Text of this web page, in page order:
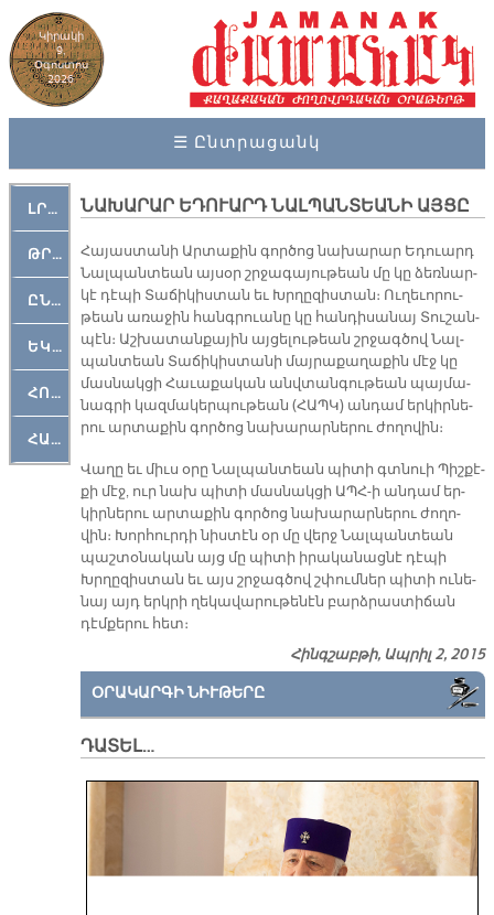
Կիրակի
9,
Օգոստոս
2026
☰ Ընտրացանկ
ԼՐԱՀՈՍ
ԹՐՔԱՀԱՅ ԿԵԱՆՔ
ԸՆԿԵՐԱՄՇԱԿՈՒԹԱՅԻՆ
ԵԿԵՂԵՑԱԿԱՆ
ՀՈԳԵՄՏԱՒՈՐ
ՀԱՐԹԱԿ
ՆԱԽԱՐԱՐ ԵԴՈՒԱՐԴ ՆԱԼՊԱՆՏԵԱՆԻ ԱՅՑԸ
Հա­յաս­տա­նի Ար­տա­քին գոր­ծոց նա­խա­րար Ե­դուարդ
Նալ­պան­տեան այ­սօր շրջա­գա­յու­թեան մը կը ձեռ­նար­
կէ դէ­պի Տա­ճի­կիս­տան եւ Խրղը­զիս­տան։ Ու­ղե­ւո­րու­
թեան ա­ռա­ջին հանգ­րուա­նը կը հան­դի­սա­նայ Տու­շան­
պէն։ Աշ­խա­տան­քա­յին այ­ցե­լու­թեան շրջագ­ծով Նալ­
պան­տեան Տա­ճի­կիս­տա­նի մայ­րա­քա­ղա­քին մէջ կը
մաս­նակ­ցի Հա­ւա­քա­կան անվ­տան­գու­թեան պայ­մա­
նագ­րի կազ­մա­կեր­պու­թեան (ՀԱՊԿ) ան­դամ եր­կիր­նե­
րու ար­տա­քին գոր­ծոց նա­խա­րար­նե­րու ժո­ղո­վին։
Վա­ղը եւ միւս օ­րը Նալ­պան­տեան պի­տի գտնուի Պիշ­քէ­
քի մէջ, ուր նախ պի­տի մաս­նակ­ցի ԱՊՀ-ի ան­դամ եր­
կիր­նե­րու ար­տա­քին գոր­ծոց նա­խա­րար­նե­րու ժո­ղո­
վին։ Խոր­հուր­դի նիս­տէն օր մը վերջ Նալ­պան­տեան
պաշ­տօ­նա­կան այց մը պի­տի ի­րա­կա­նաց­նէ դէ­պի
Խրղը­զիս­տան եւ այս շրջագ­ծով շփում­ներ պի­տի ու­նե­
նայ այդ երկ­րի ղե­կա­վա­րու­թե­նէն բարձ­րաս­տի­ճան
դէմ­քե­րու հետ։
Հինգշաբթի, Ապրիլ 2, 2015
ՕՐԱԿԱՐԳԻ ՆԻՒԹԵՐԸ
ԴԱՏԵԼ…